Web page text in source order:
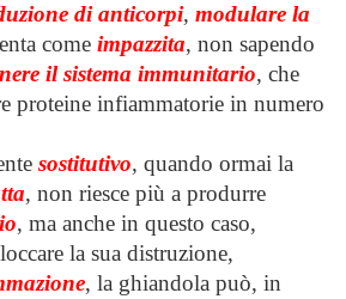
di anticorpi, modulare la
come impazzita, non sapendo
il sistema immunitario, che
proteine infiammatorie in numero
sostitutivo, quando ormai la
, non riesce più a produrre
, ma anche in questo caso,
la sua distruzione,
, la ghiandola può, in